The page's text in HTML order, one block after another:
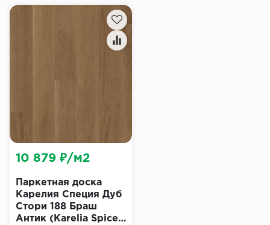
Паркетная доска
Карелия Специя Дуб
Стори 188 Браш
Антик (Karelia Spice
10 879 ₽/м2